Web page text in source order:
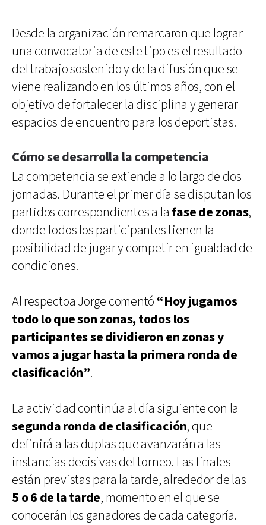
Desde la organización remarcaron que lograr
una convocatoria de este tipo es el resultado
del trabajo sostenido y de la difusión que se
viene realizando en los últimos años, con el
objetivo de fortalecer la disciplina y generar
espacios de encuentro para los deportistas.
Cómo se desarrolla la competencia
La competencia se extiende a lo largo de dos
jornadas. Durante el primer día se disputan los
partidos correspondientes a lafase de zonas,
donde todos los participantes tienen la
posibilidad de jugar y competir en igualdad de
condiciones.
Al respectoa Jorge comentó “Hoy jugamos
todo lo que son zonas, todos los
participantes se dividieron en zonas y
vamos a jugar hasta la primera ronda de
clasificación”.
La actividad continúa al día siguiente con la
segunda ronda de clasificación, que
definirá a las duplas que avanzarán a las
instancias decisivas del torneo. Las finales
están previstas para la tarde, alrededor de las
5 o 6 de la tarde, momento en el que se
conocerán los ganadores de cada categoría.